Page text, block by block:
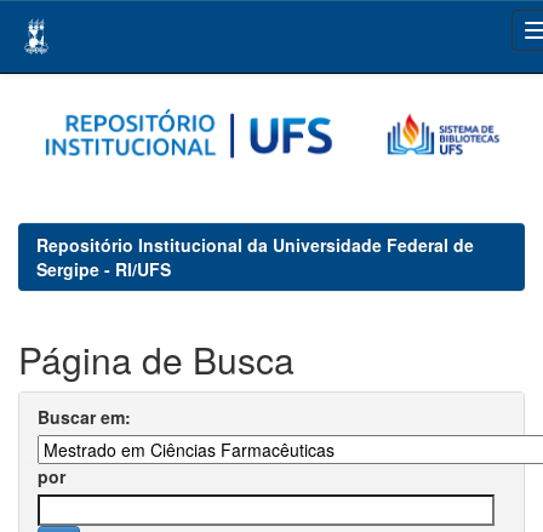
navigation
Repositório Institucional da Universidade Federal de
Sergipe - RI/UFS
Página de Busca
Buscar em:
por